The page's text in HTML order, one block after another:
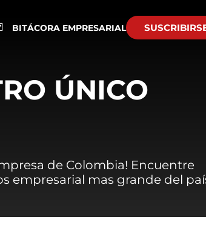
BITÁCORA EMPRESARIAL
ÚNICO
de Colombia! Encuentre
empresarial mas grande del